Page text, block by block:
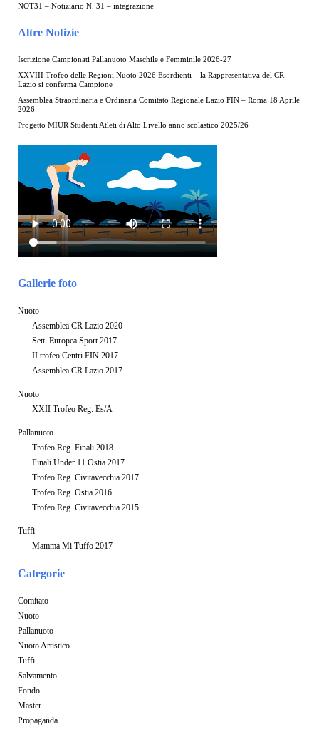
NOT31 – Notiziario N. 31 – integrazione
Altre Notizie
Iscrizione Campionati Pallanuoto Maschile e Femminile 2026-27
XXVIII Trofeo delle Regioni Nuoto 2026 Esordienti – la Rappresentativa del CR
Lazio si conferma Campione
Assemblea Straordinaria e Ordinaria Comitato Regionale Lazio FIN – Roma 18 Aprile
2026
Progetto MIUR Studenti Atleti di Alto Livello anno scolastico 2025/26
Gallerie foto
Nuoto
Assemblea CR Lazio 2020
Sett. Europea Sport 2017
II trofeo Centri FIN 2017
Assemblea CR Lazio 2017
Nuoto
XXII Trofeo Reg. Es/A
Pallanuoto
Trofeo Reg. Finali 2018
Finali Under 11 Ostia 2017
Trofeo Reg. Civitavecchia 2017
Trofeo Reg. Ostia 2016
Trofeo Reg. Civitavecchia 2015
Tuffi
Mamma Mi Tuffo 2017
Categorie
Comitato
Nuoto
Pallanuoto
Nuoto Artistico
Tuffi
Salvamento
Fondo
Master
Propaganda